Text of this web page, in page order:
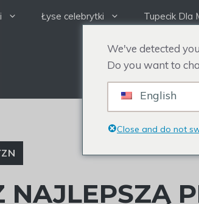
Łyse celebrytki Tupecik Dla
NAJLEPSZĄ
We've detected
Do you want to
English
Close and do not